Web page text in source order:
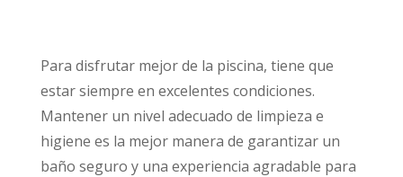
Para disfrutar mejor de la piscina, tiene que
estar siempre en excelentes condiciones.
Mantener un nivel adecuado de limpieza e
higiene es la mejor manera de garantizar un
baño seguro y una experiencia agradable para